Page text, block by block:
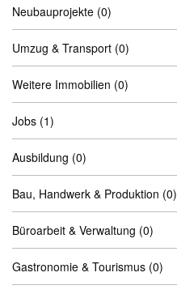
Neubauprojekte (0)
Umzug & Transport (0)
Weitere Immobilien (0)
Jobs (1)
Ausbildung (0)
Bau, Handwerk & Produktion (0)
Büroarbeit & Verwaltung (0)
Gastronomie & Tourismus (0)